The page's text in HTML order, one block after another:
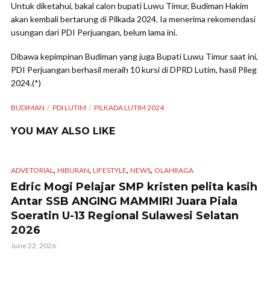
Untuk diketahui, bakal calon bupati Luwu Timur, Budiman Hakim
akan kembali bertarung di Pilkada 2024. Ia menerima rekomendasi
usungan dari PDI Perjuangan, belum lama ini.
Dibawa kepimpinan Budiman yang juga Bupati Luwu Timur saat ini,
PDI Perjuangan berhasil meraih 10 kursi di DPRD Lutim, hasil Pileg
2024.(*)
BUDIMAN PDI LUTIM PILKADA LUTIM 2024
YOU MAY ALSO LIKE
ADVETORIAL, HIBURAN, LIFESTYLE, NEWS, OLAHRAGA
Edric Mogi Pelajar SMP kristen pelita kasih
Antar SSB ANGING MAMMIRI Juara Piala
Soeratin U-13 Regional Sulawesi Selatan
2026
June 22, 2026